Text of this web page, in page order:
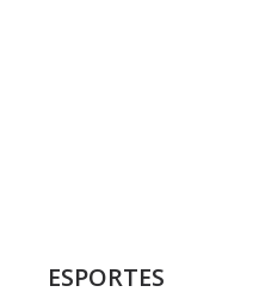
ESPORTES